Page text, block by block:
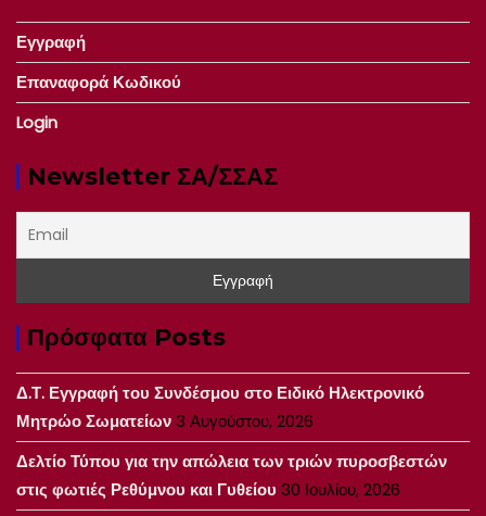
Εγγραφή
Επαναφορά Κωδικού
Login
Newsletter ΣΑ/ΣΣΑΣ
Πρόσφατα Posts
Δ.Τ. Εγγραφή του Συνδέσμου στο Ειδικό Ηλεκτρονικό
Μητρώο Σωματείων3 Αυγούστου, 2026
Δελτίο Τύπου για την απώλεια των τριών πυροσβεστών
στις φωτιές Ρεθύμνου και Γυθείου 30 Ιουλίου, 2026